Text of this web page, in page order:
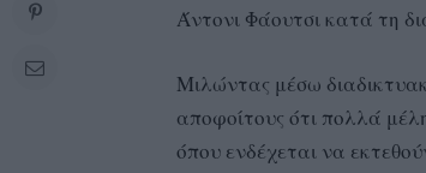
Άντονι Φάουτσι κατά τη
Μιλώντας μέσω
αποφοίτους ότι πολλά
όπου ενδέχεται να